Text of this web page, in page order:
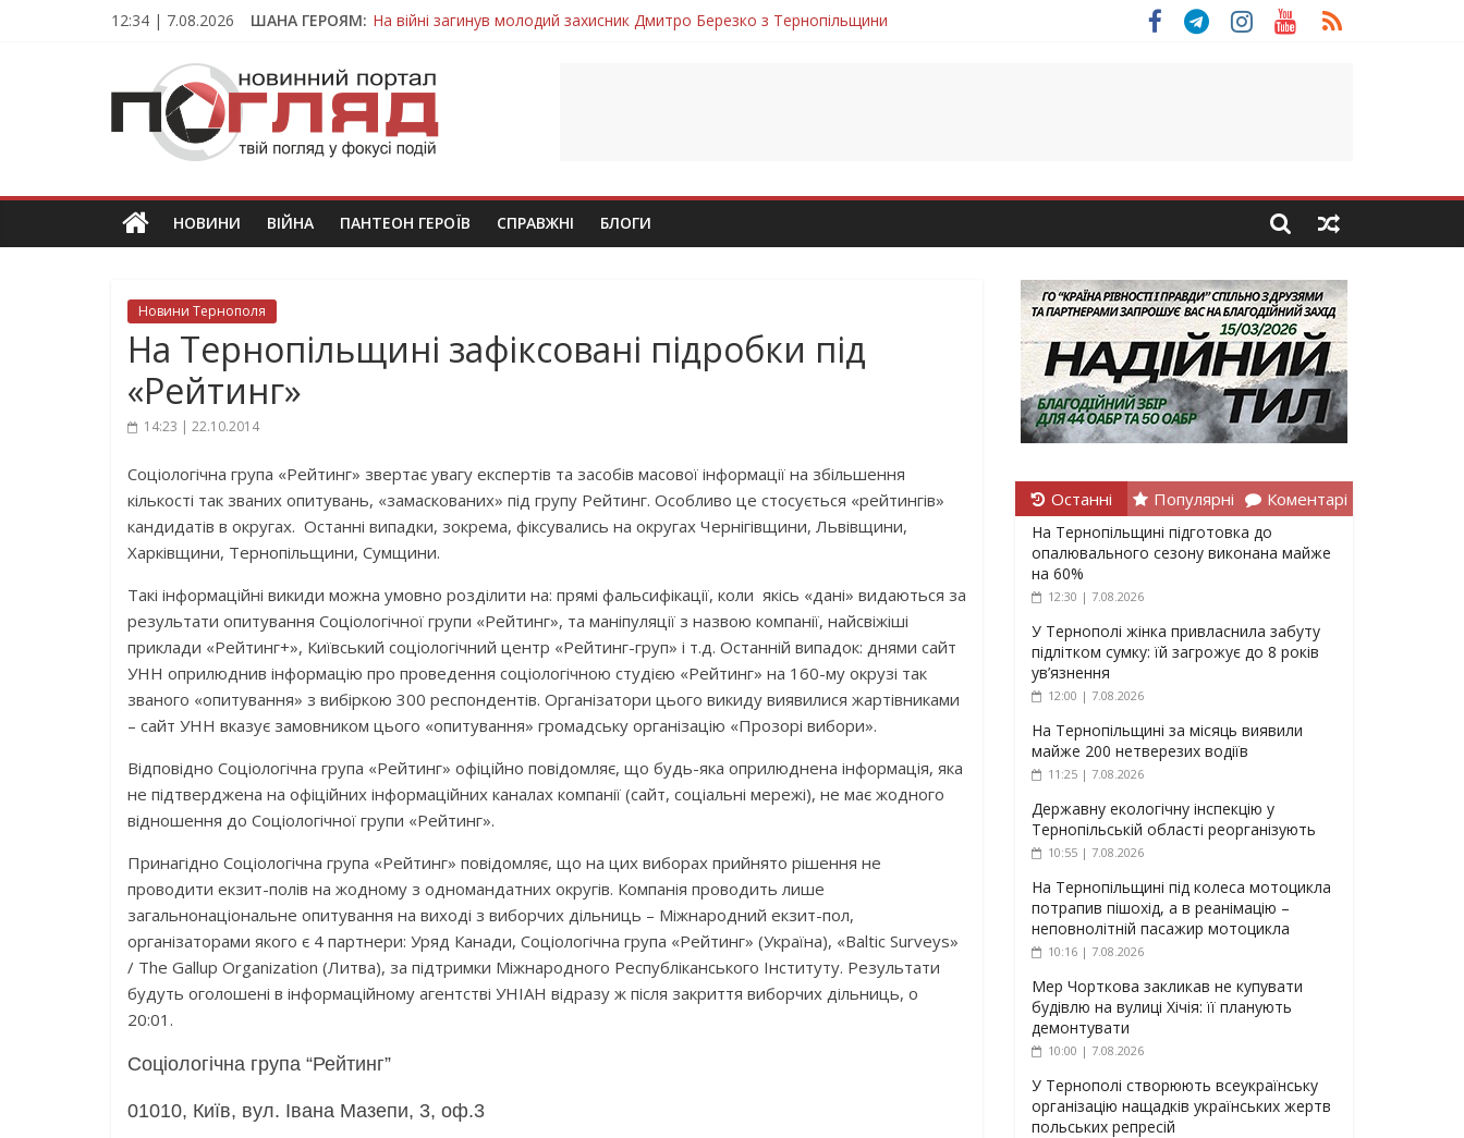
12:34 | 7.08.2026 ШАНА ГЕРОЯМ: На війні загинув молодий захисник Дмитро Березко з Тернопільщини
Захисник з Тернопільщини Петро Федів повертається до рідного дому «на щиті»
Тернопільщина в скорботі: на щиті повертається воїн Володимир Паламарчук
Вважався зниклим безвісти, – Ангелом додому повертається захисник Михайло Скоробогатий з Тернопільщини
ПОГЛЯД
Новини
Тернополя.
новини
та
НОВИНИ ВІЙНА ПАНТЕОН ГЕРОЇВ СПРАВЖНІ БЛОГИ
Новини Тернополя
На Тернопільщині зафіксовані підробки під
«Рейтинг»
14:23 | 22.10.2014
Соціологічна група «Рейтинг» звертає увагу експертів та засобів масової інформації на збільшення
кількості так званих опитувань, «замаскованих» під групу Рейтинг. Особливо це стосується «рейтингів»
кандидатів в округах. Останні випадки, зокрема, фіксувались на округах Чернігівщини, Львівщини,
Харківщини, Тернопільщини, Сумщини.
Такі інформаційні викиди можна умовно розділити на: прямі фальсифікації, коли якісь «дані» видаються за
результати опитування Соціологічної групи «Рейтинг», та маніпуляції з назвою компанії, найсвіжіші
приклади «Рейтинг+», Київський соціологічний центр «Рейтинг-груп» і т.д. Останній випадок: днями сайт
УНН оприлюднив інформацію про проведення соціологічною студією «Рейтинг» на 160-му окрузі так
званого «опитування» з вибіркою 300 респондентів. Організатори цього викиду виявилися жартівниками
– сайт УНН вказує замовником цього «опитування» громадську організацію «Прозорі вибори».
Відповідно Соціологічна група «Рейтинг» офіційно повідомляє, що будь-яка оприлюднена інформація, яка
не підтверджена на офіційних інформаційних каналах компанії (сайт, соціальні мережі), не має жодного
відношення до Соціологічної групи «Рейтинг».
Принагідно Соціологічна група «Рейтинг» повідомляє, що на цих виборах прийнято рішення не
проводити екзит-полів на жодному з одномандатних округів. Компанія проводить лише
загальнонаціональне опитування на виході з виборчих дільниць – Міжнародний екзит-пол,
організаторами якого є 4 партнери: Уряд Канади, Соціологічна група «Рейтинг» (Україна), «Baltic Surveys»
/ The Gallup Organization (Литва), за підтримки Міжнародного Республіканського Інституту. Результати
будуть оголошені в інформаційному агентстві УНІАН відразу ж після закриття виборчих дільниць, о
20:01.
Соцiологiчна група “Рейтинг”
01010, Київ, вул. Івана Мазепи, 3, оф.3
Останні Популярні Коментарі
На Тернопільщині підготовка до
опалювального сезону виконана майже
на 60%
12:30 | 7.08.2026
У Тернополі жінка привласнила забуту
підлітком сумку: їй загрожує до 8 років
ув’язнення
12:00 | 7.08.2026
На Тернопільщині за місяць виявили
майже 200 нетверезих водіїв
11:25 | 7.08.2026
Державну екологічну інспекцію у
Тернопільській області реорганізують
10:55 | 7.08.2026
На Тернопільщині під колеса мотоцикла
потрапив пішохід, а в реанімацію –
неповнолітній пасажир мотоцикла
10:16 | 7.08.2026
Мер Чорткова закликав не купувати
будівлю на вулиці Хічія: її планують
демонтувати
10:00 | 7.08.2026
У Тернополі створюють всеукраїнську
організацію нащадків українських жертв
польських репресій